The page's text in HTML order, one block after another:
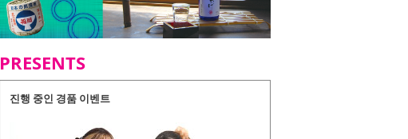
PRESENTS
진행 중인 경품 이벤트